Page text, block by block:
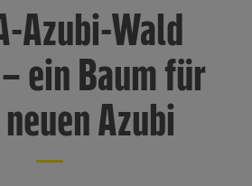
Azubi-Wald
ein Baum für
Azubi